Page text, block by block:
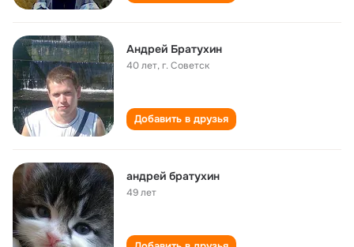
Андрей Братухин
40 лет,г. Советск
Добавить в друзья
андрей братухин
49 лет